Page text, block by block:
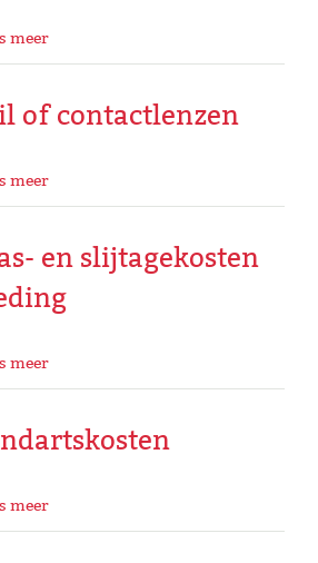
meer
of contactlenzen
meer
en slijtagekosten
meer
meer